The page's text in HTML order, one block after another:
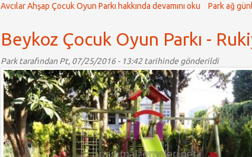
Avcılar Ahşap Çocuk Oyun Parkı hakkında devamını oku Park ağ
Beykoz Çocuk Oyun Parkı -
Parktarafından Pt, 07/25/2016 - 13:42 tarihinde gönderildi